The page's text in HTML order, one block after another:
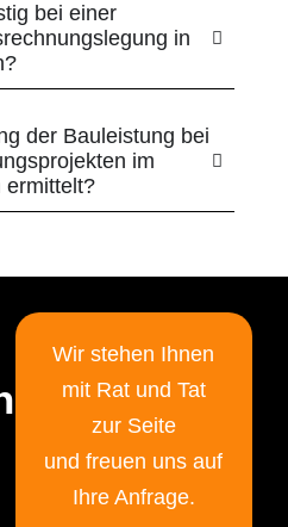
bei einer
in
der Bauleistung bei
im
ermittelt?
Wir stehen Ihnen
mit Rat und Tat
zur Seite
undfreuen uns auf
Ihre Anfrage.